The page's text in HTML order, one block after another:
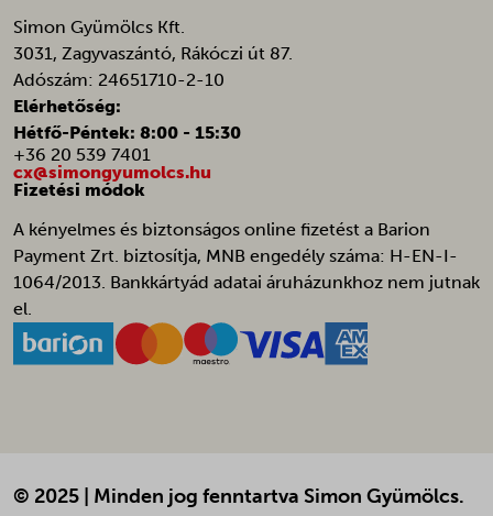
Simon Gyümölcs Kft.
3031, Zagyvaszántó, Rákóczi út 87.
Adószám: 24651710-2-10
Elérhetőség:
Hétfő-Péntek: 8:00 - 15:30
+36 20 539 7401
cx@simongyumolcs.hu
Fizetési módok
A kényelmes és biztonságos online fizetést a Barion
Payment Zrt. biztosítja, MNB engedély száma: H-EN-I-
1064/2013. Bankkártyád adatai áruházunkhoz nem jutnak
el.
© 2025 | Minden jog fenntartva Simon Gyümölcs.
public,max-age
s_epac
SL_GWPT_Show_Hide_tmp
SLO_G_WPT_TO
SLO_GWPT_Show_Hide_tmp
SLO_wptGlobTipTmp
ssm_au_c
SWG_CS_HTTPS_1
swg_https_a2bc
swym-pid
ttcsid
wz-customer-ip